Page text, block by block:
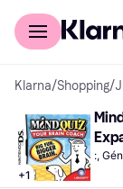
Comprar con Klarna
Klarna/Shopping/
+1
:,